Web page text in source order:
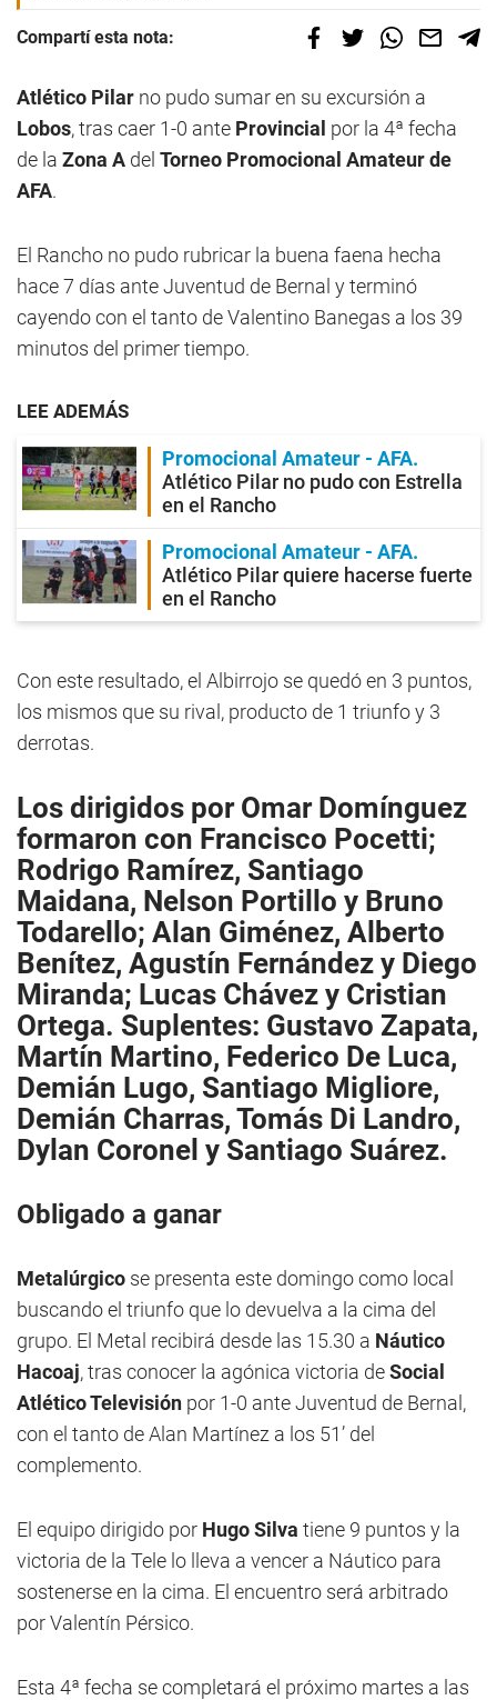
Compartí esta nota:
Atlético Pilar no pudo sumar en su excursión a
Lobos, tras caer 1-0 ante Provincial por la 4ª fecha
de la Zona A del Torneo Promocional Amateur de
AFA.
El Rancho no pudo rubricar la buena faena hecha
hace 7 días ante Juventud de Bernal y terminó
cayendo con el tanto de Valentino Banegas a los 39
minutos del primer tiempo.
LEE ADEMÁS
Promocional Amateur - AFA
Atlético Pilar no pudo con Estrella
en el Rancho
Promocional Amateur - AFA
Atlético Pilar quiere hacerse fuerte
en el Rancho
Con este resultado, el Albirrojo se quedó en 3 puntos,
los mismos que su rival, producto de 1 triunfo y 3
derrotas.
Los dirigidos por Omar Domínguez
formaron con Francisco Pocetti;
Rodrigo Ramírez, Santiago
Maidana, Nelson Portillo y Bruno
Todarello; Alan Giménez, Alberto
Benítez, Agustín Fernández y Diego
Miranda; Lucas Chávez y Cristian
Ortega. Suplentes: Gustavo Zapata,
Martín Martino, Federico De Luca,
Demián Lugo, Santiago Migliore,
Demián Charras, Tomás Di Landro,
Dylan Coronel y Santiago Suárez.
Obligado a ganar
Metalúrgico se presenta este domingo como local
buscando el triunfo que lo devuelva a la cima del
grupo. El Metal recibirá desde las 15.30 a Náutico
Hacoaj, tras conocer la agónica victoria deSocial
Atlético Televisión por 1-0 ante Juventud de Bernal,
con el tanto de Alan Martínez a los 51’ del
complemento.
El equipo dirigido por Hugo Silva tiene 9 puntos y la
victoria de la Tele lo lleva a vencer a Náutico para
sostenerse en la cima. El encuentro será arbitrado
por Valentín Pérsico.
Esta 4ª fecha se completará el próximo martes a las